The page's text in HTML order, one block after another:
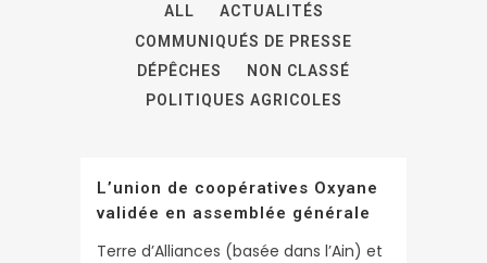
ALL
ACTUALITÉS
COMMUNIQUÉS DE PRESSE
DÉPÊCHES
NON CLASSÉ
POLITIQUES AGRICOLES
L’union de coopératives Oxyane
validée en assemblée générale
Terre d’Alliances (basée dans l’Ain) et